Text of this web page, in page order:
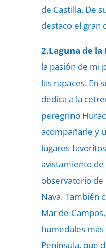
de Castilla. De
destaco el gran
2.Laguna de la
la pasión de mi
las rapaces. En
dedica a la
peregrino
acompañarle y
lugares
avistamiento de
observatorio de
Nava. También
Mar de
humedales
Península, que